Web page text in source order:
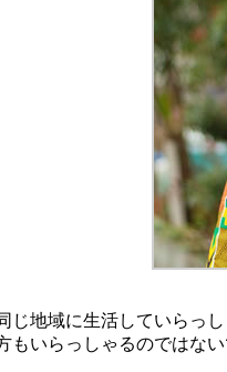
地域に生活していらっ
いらっしゃるのではない